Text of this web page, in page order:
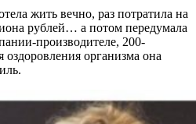
жить вечно, раз потратила на
рублей… а потом передумала
производителе, 200-
организма она